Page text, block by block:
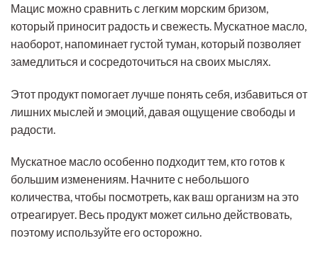
Мацис можно сравнить с легким морским бризом,
который приносит радость и свежесть. Мускатное масло,
наоборот, напоминает густой туман, который позволяет
замедлиться и сосредоточиться на своих мыслях.
Этот продукт помогает лучше понять себя, избавиться от
лишних мыслей и эмоций, давая ощущение свободы и
радости.
Мускатное масло особенно подходит тем, кто готов к
большим изменениям. Начните с небольшого
количества, чтобы посмотреть, как ваш организм на это
отреагирует. Весь продукт может сильно действовать,
поэтому используйте его осторожно.